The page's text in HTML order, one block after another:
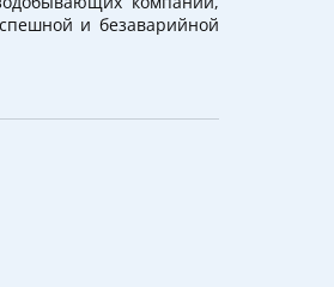
и безаварийной